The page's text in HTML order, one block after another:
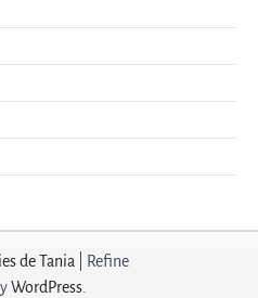
de Tania | Refine
WordPress